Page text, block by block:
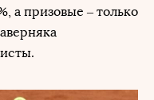
а призовые – только